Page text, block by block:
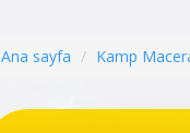
Ana sayfa Kamp